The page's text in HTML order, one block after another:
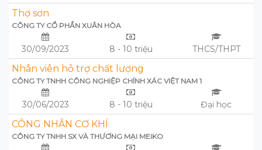
Thợ sơn
CÔNG TY CỔ PHẦN XUÂN HÒA
30/09/2023 8 - 10 triệu THCS/THPT
Nhân viên hỗ trợ chất lượng
CÔNG TY TNHH CÔNG NGHIỆP CHÍNH XÁC VIỆT NAM 1
30/06/2023 8 - 10 triệu Đại học
CÔNG NHÂN CƠ KHÍ
CÔNG TY TNHH SX VÀ THƯƠNG MẠI MEIKO